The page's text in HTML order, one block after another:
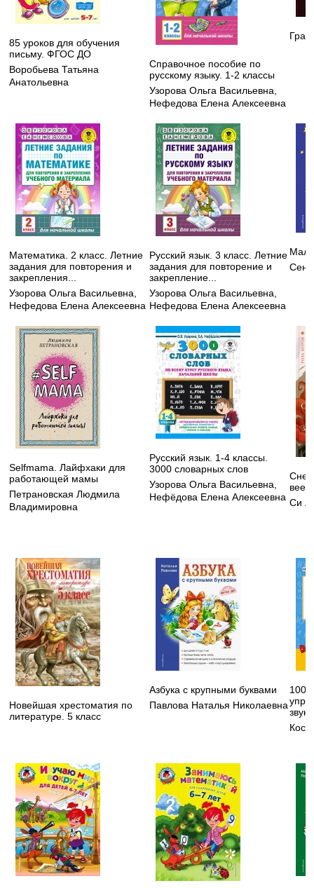
85 уроков для обучения
письму. ФГОС ДО
Воробьева Татьяна
Анатольевна
Справочное пособие по
русскому языку. 1-2 классы
Узорова Ольга Васильевна,
Нефедова Елена Алексеевна
Математика. 2 класс. Летние
задания для повторения и
закрепления...
Узорова Ольга Васильевна,
Нефедова Елена Алексеевна
Русский язык. 3 класс. Летние
задания для повторение и
закрепление...
Узорова Ольга Васильевна,
Нефедова Елена Алексеевна
Selfmama. Лайфхаки для
работающей мамы
Петрановская Людмила
Владимировна
Русский язык. 1-4 классы.
3000 словарных слов
Узорова Ольга Васильевна,
Нефёдова Елена Алексеевна
веер
Си
Новейшая хрестоматия по
литературе. 5 класс
Азбука с крупными буквами
Павлова Наталья Николаевна
100